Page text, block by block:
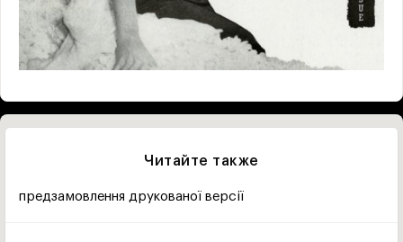
Читайте также
предзамовлення друкованої версії